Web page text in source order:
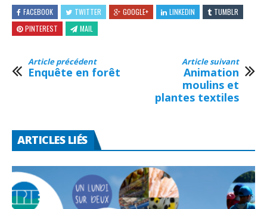
FACEBOOK TWITTER GOOGLE+ LINKEDIN
TUMBLR
PINTEREST
MAIL
Article précédent
Enquête en forêt
Article suivant
Animation
moulins et
plantes textiles
ARTICLES LIÉS